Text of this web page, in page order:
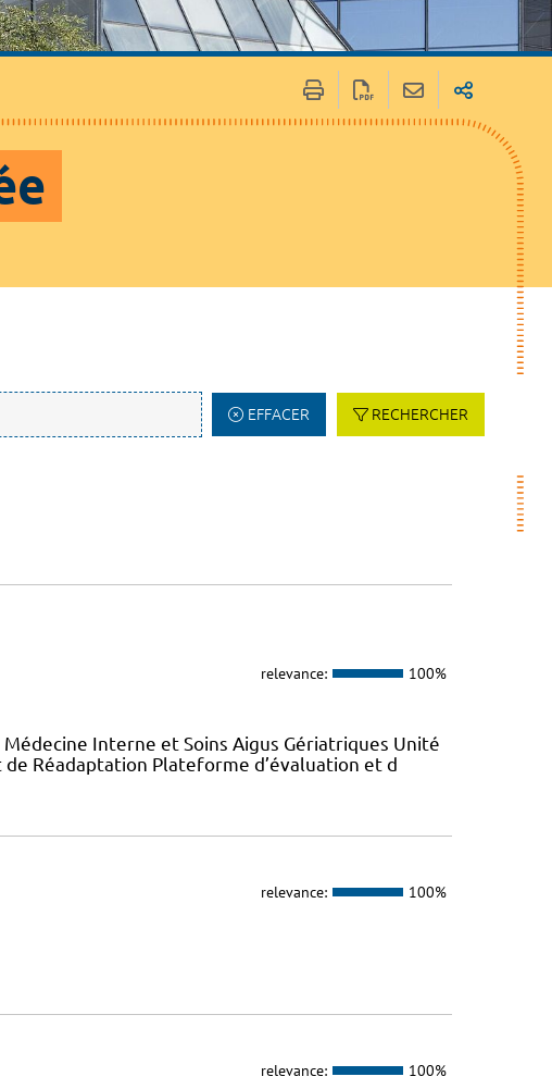
EFFACER RECHERCHER
relevance: 100%
Interne et Soins Aigus Gériatriques Unité
Réadaptation Plateforme d’évaluation et d
relevance: 100%
relevance: 100%